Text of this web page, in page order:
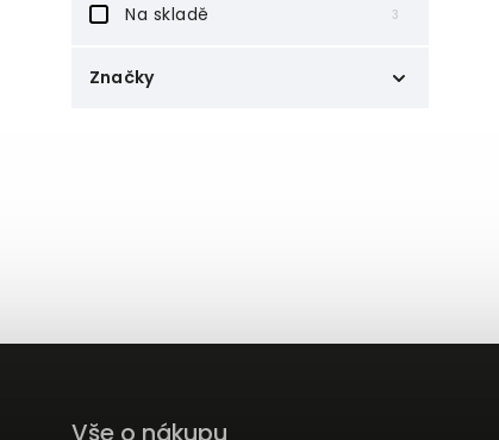
Na skladě 3
Značky
Vše o nákupu